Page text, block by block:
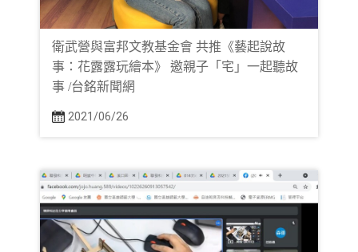
衛武營與富邦文教基金會 共推《藝起說故
事：花露露玩繪本》 邀親子「宅」一起聽故
事 /台銘新聞網
2021/06/26